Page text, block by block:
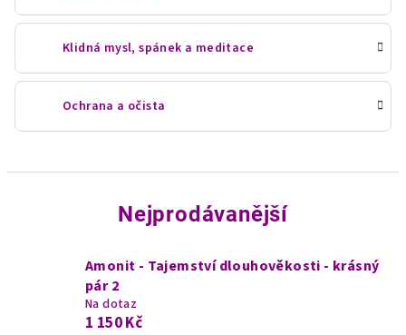
Klidná mysl, spánek a meditace
Ochrana a očista
Nejprodávanější
Amonit - Tajemství dlouhověkosti - krásný
pár 2
Na dotaz
1 150 Kč